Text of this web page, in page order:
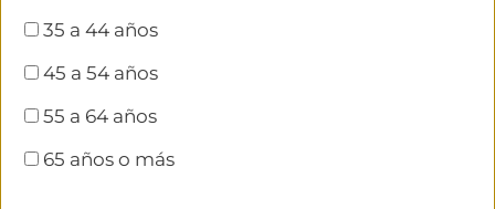
35 a 44 años
45 a 54 años
55 a 64 años
65 años o más